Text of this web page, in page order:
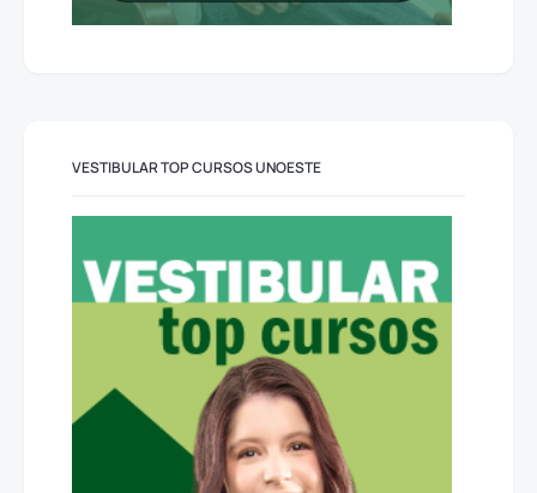
VESTIBULAR TOP CURSOS UNOESTE